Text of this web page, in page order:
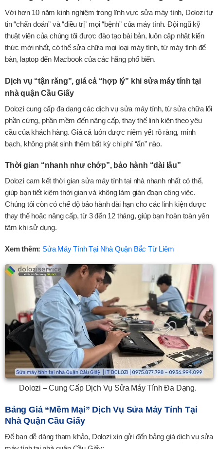
Với hơn 10 năm kinh nghiệm trong lĩnh vực sửa máy tính, Dolozi tự
tin “chẩn đoán” và “điều trị” mọi “bệnh” của máy tính. Đội ngũ kỹ
thuật viên của chúng tôi được đào tạo bài bản, luôn cập nhật kiến
thức mới nhất, có thể sửa chữa mọi loại máy tính, từ máy tính để
bàn, laptop đến Macbook của các hãng phổ biến.
Dịch vụ “tận răng”, giá cả “hợp lý” khi sửa máy tính tại
nhà quận Cầu Giấy
Dolozi cung cấp đa dạng các dịch vụ sửa máy tính, từ sửa chữa lổi
phần cứng, phần mềm đến nâng cấp, thay thế linh kiện theo yêu
cầu của khách hàng. Giá cả luôn được niêm yết rõ ràng, minh
bạch, không phát sinh thêm bất kỳ chi phí “ẩn” nào.
Thời gian “nhanh như chớp”, bảo hành “dài lâu”
Dolozi cam kết thời gian sửa máy tính tại nhà nhanh nhất có thể,
giúp bạn tiết kiệm thời gian và không làm gián đoạn công việc.
Chúng tôi còn có chế độ bảo hành dài hạn cho các linh kiện được
thay thế hoặc nâng cấp, từ 3 đến 12 tháng, giúp bạn hoàn toàn yên
tâm khi sử dụng.
Xem thêm: Sửa Máy Tính Tại Nhà Quận Bắc Từ Liêm
Dolozi – Cung Cấp Dịch Vụ Sửa Máy Tính Đa Dạng.
Bảng Giá “mềm Mại” Dịch Vụ Sửa Máy Tính Tại
Nhà Quận Cầu Giấy
Để bạn dễ dàng tham khảo, Dolozi xin gửi đến bảng giá dịch vụ sửa